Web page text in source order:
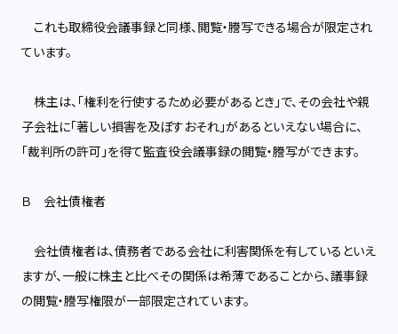
これも取締役会議事録と同様、閲覧・謄写できる場合が限定され
ています。
株主は、「権利を行使するため必要があるとき」で、その会社や親
子会社に「著しい損害を及ぼすおそれ」があるといえない場合に、
「裁判所の許可」を得て監査役会議事録の閲覧・謄写ができます。
Ｂ 会社債権者
会社債権者は、債務者である会社に利害関係を有しているといえ
ますが、一般に株主と比べその関係は希薄であることから、議事録
の閲覧・謄写権限が一部限定されています。